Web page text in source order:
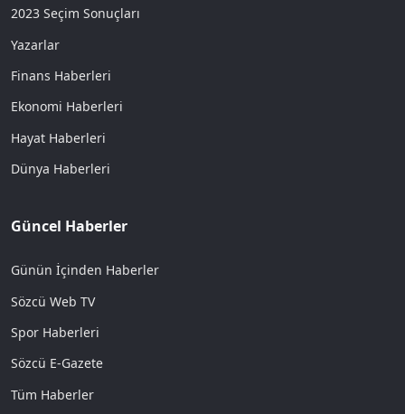
2023 Seçim Sonuçları
Yazarlar
Finans Haberleri
Ekonomi Haberleri
Hayat Haberleri
Dünya Haberleri
Güncel Haberler
Günün İçinden Haberler
Sözcü Web TV
Spor Haberleri
Sözcü E-Gazete
Tüm Haberler